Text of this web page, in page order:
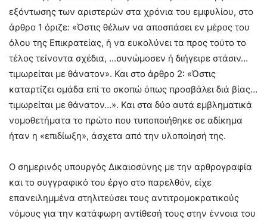
εξόντωσης των αριστερών στα χρόνια του εμφυλίου, στο
άρθρο 1 όριζε: «Όστις θέλων να αποσπάσει εν μέρος του
όλου της Επικρατείας, ή να ευκολύνει τα προς τούτο το
τέλος τείνοντα σχέδια, …συνώμοσεν ή διήγειρε στάσιν…
τιμωρείται με θάνατον». Και στο άρθρο 2: «Όστις
καταρτίζει ομάδα επί το σκοπώ όπως προσβάλει διά βίας…
τιμωρείται με θάνατον…». Και στα δύο αυτά εμβληματικά
νομοθετήματα το πρώτο που τυποποιήθηκε σε αδίκημα
ήταν η «επιδίωξη», άσχετα από την υλοποίησή της.
Ο σημερινός υπουργός Δικαιοσύνης με την αρθρογραφία
και το συγγραφικό του έργο στο παρελθόν, είχε
επανειλημμένα στηλιτεύσει τους αντιτρομοκρατικούς
νόμους για την κατάφωρη αντίθεσή τους στην έννοια του